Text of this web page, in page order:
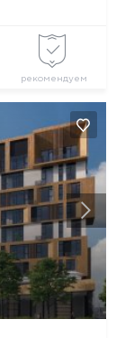
рекомендуем